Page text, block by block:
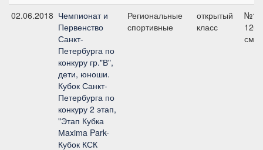
02.06.2018 Чемпионат и
Первенство
Санкт-
Петербурга по
конкуру гр."В",
дети, юноши.
Кубок Санкт-
Петербурга по
конкуру 2 этап,
"Этап Кубка
Мaxima Park-
Кубок КСК
Региональные
спортивные
открытый
класс
№1,
120
см